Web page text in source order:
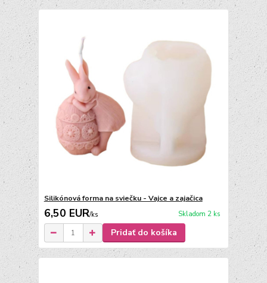
Silikónová forma na sviečku - Vajce a zajačica
6,50 EUR/ks Skladom 2 ks
Pridať do košíka